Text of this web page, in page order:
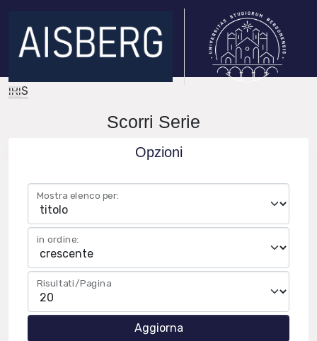
IRIS
Scorri Serie
Opzioni
Mostra elenco per:
in ordine:
Risultati/Pagina